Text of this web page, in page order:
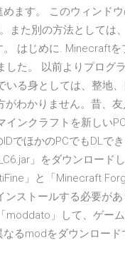
ます。 このウィンド
また別の方法としては
はじめに. Minecraft
した。 以前よりプログ
いる身としては、整地
がわかりません。昔、
インクラフトを新しい
でほかのPCでもDLで
」をダウンロー
」と「Minecraft
ンストールする必要が
moddato」して、ゲー
るmodをダウンロード